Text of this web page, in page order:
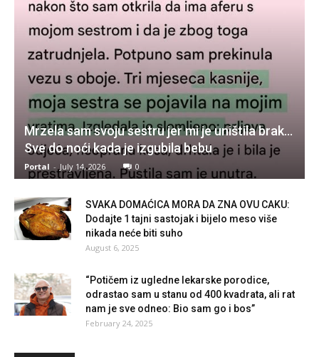
Mrzela sam svoju sestru jer mi je uništila brak…
Sve do noći kada je izgubila bebu
Portal - July 14, 2026 0
SVAKA DOMAĆICA MORA DA ZNA OVU CAKU:
Dodajte 1 tajni sastojak i bijelo meso više
nikada neće biti suho
August 6, 2025
“Potičem iz ugledne lekarske porodice,
odrastao sam u stanu od 400 kvadrata, ali rat
nam je sve odneo: Bio sam go i bos”
February 24, 2025